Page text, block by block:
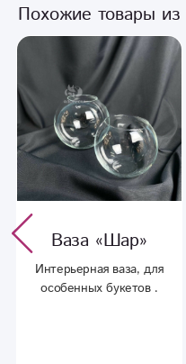
Похожие товары из
Ваза «Шар»
Интерьерная ваза, для
особенных букетов .